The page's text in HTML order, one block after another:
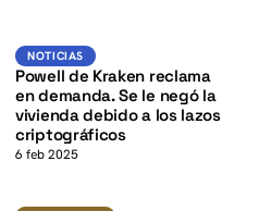
Noticias
NOTICIAS
Powell de Kraken reclama
en demanda. Se le negó la
vivienda debido a los lazos
criptográficos
6 feb 2025